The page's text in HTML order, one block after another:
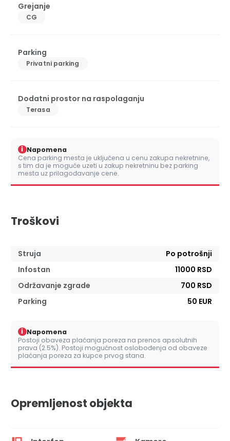
Grejanje
CG
Parking
Privatni parking
Dodatni prostor na raspolaganju
Terasa
i Napomena
Cena parking mesta je uključena u cenu zakupa nekretnine,
s tim da je moguće uzeti u zakup nekretninu bez parking
mesta uz prilagođavanje cene.
Troškovi
Struja
Po potrošnji
Infostan
11000 RSD
Održavanje zgrade
700 RSD
Parking
50 EUR
i Napomena
Postoji obaveza plaćanja poreza na prenos apsolutnih
prava (2.5%). Postoji mogućnost oslobođenja od obaveze
plaćanja poreza za kupce prvog stana.
Opremljenost objekta